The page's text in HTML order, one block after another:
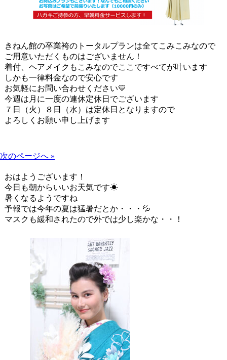
きねん館の卒業袴のトータルプランは全てこみこみなので
ご用意いただくものはございません！
着付、ヘアメイクもこみなのでここですべてが叶います
しかも一律料金なので安心です
お気軽にお問い合わせください💛
今週は月に一度の連休定休日でございます
７日（火）８日（水）は定休日となりますので
よろしくお願い申し上げます
次のページへ »
おはようございます！
今日も朝からいいお天気です☀
暑くなるようですね
予報では今年の夏は猛暑だとか・・・💦
マスクも緩和されたので外では少し楽かな・・！